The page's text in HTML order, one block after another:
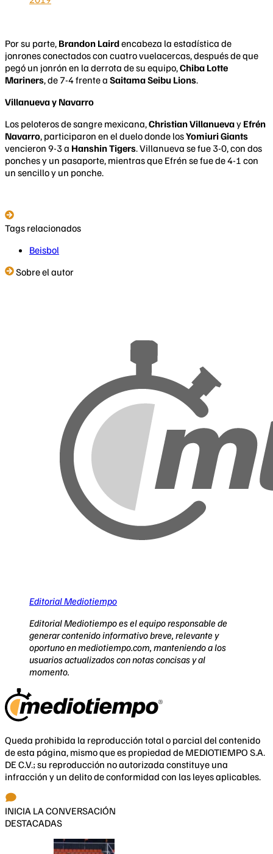
Por su parte, Brandon Lairdencabeza la estadística de
jonrones conectados con cuatro vuelacercas, después de que
pegó un jonrón en la derrota de su equipo,Chiba Lotte
Mariners, de 7-4 frente a Saitama Seibu Lions.
Villanueva y Navarro
Los peloteros de sangre mexicana,Christian Villanuevay Efrén
Navarro, participaron en el duelo donde losYomiuri Giants
vencieron 9-3 a Hanshin Tigers. Villanueva se fue 3-0, con dos
ponches y un pasaporte, mientras que Efrén se fue de 4-1 con
un sencillo y un ponche.
Tags relacionados
Beisbol
Sobre el autor
Editorial Mediotiempo
Editorial Mediotiempo es el equipo responsable de
generar contenido informativo breve, relevante y
oportuno en mediotiempo.com, manteniendo a los
usuarios actualizados con notas concisas y al
momento.
Queda prohibida la reproducción total o parcial del contenido
de esta página, mismo que es propiedad de MEDIOTIEMPO S.A.
DE C.V.; su reproducción no autorizada constituye una
infracción y un delito de conformidad con las leyes aplicables.
INICIA LA CONVERSACIÓN
DESTACADAS